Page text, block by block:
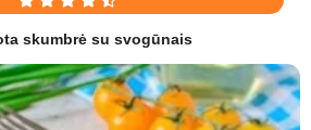
skumbrė su svogūnais